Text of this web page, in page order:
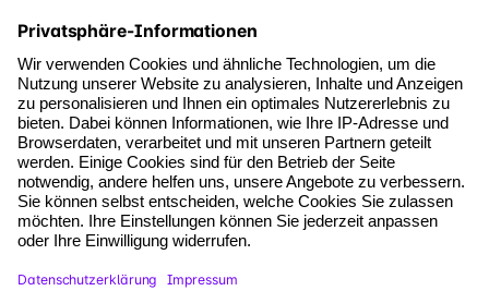
Newsletter
Account Management
Kontakt & Support
Kontakt
+49 761 898 4060
AGB
Datenschutz
Impressum
Cookie-Einstellungen